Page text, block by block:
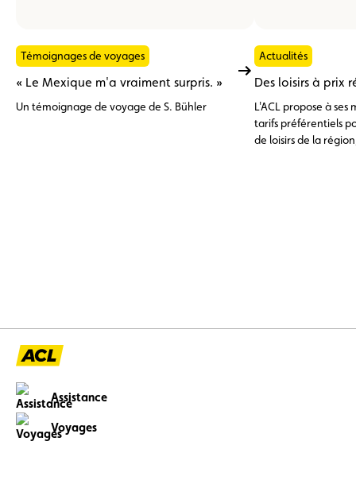
Témoignages de voyages
« Le Mexique m'a vraiment surpris. »
Un témoignage de voyage de S. Bühler
Actualités
Des loisirs à prix
L'ACL propose à ses
tarifs préférentiels
de loisirs de la
Assistance
Voyages